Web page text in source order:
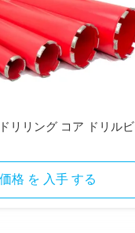
リリング コア ドリルビ
格 を 入手 する